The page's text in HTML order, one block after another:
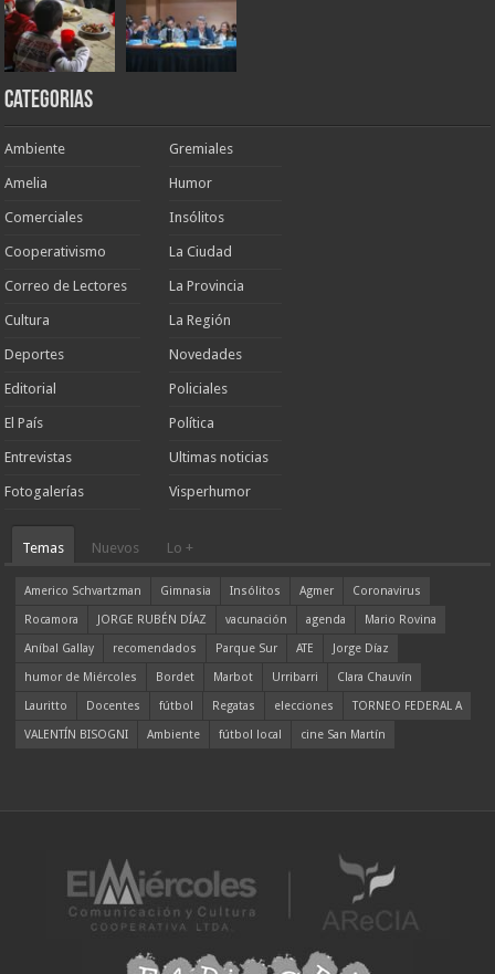
Categorias
Ambiente
Amelia
Comerciales
Cooperativismo
Correo de Lectores
Cultura
Deportes
Editorial
El País
Entrevistas
Fotogalerías
Gremiales
Humor
Insólitos
La Ciudad
La Provincia
La Región
Novedades
Policiales
Política
Ultimas noticias
Visperhumor
Temas Nuevos Lo +
Americo Schvartzman Gimnasia Insólitos Agmer
Coronavirus
Rocamora
JORGE RUBÉN DÍAZ vacunación agenda
Mario Rovina
Aníbal Gallay
recomendados Parque Sur ATE
Jorge Díaz
humor de Miércoles
Bordet Marbot Urribarri
Clara Chauvín
Lauritto
Docentes fútbol Regatas elecciones
TORNEO FEDERAL A
VALENTÍN BISOGNI
Ambiente fútbol local cine San Martín